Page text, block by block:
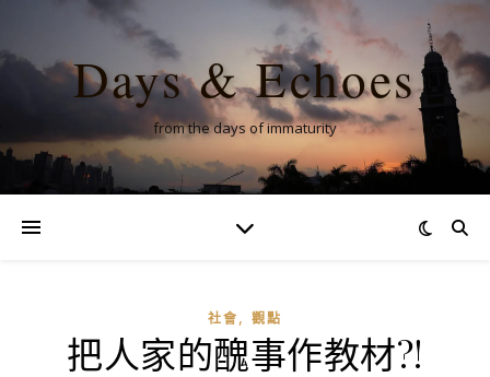
Days & Echoes
from the days of immaturity
社會, 觀點
把人家的醜事作教材?!